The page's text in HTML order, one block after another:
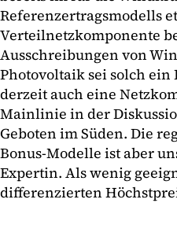
Referenzertragsmodells
Verteilnetzkomponente
Ausschreibungen von
Photovoltaik sei solch
derzeit auch eine
Mainlinie in der
Geboten im Süden. Die
Bonus-Modelle ist aber
Expertin. Als wenig
differenzierten